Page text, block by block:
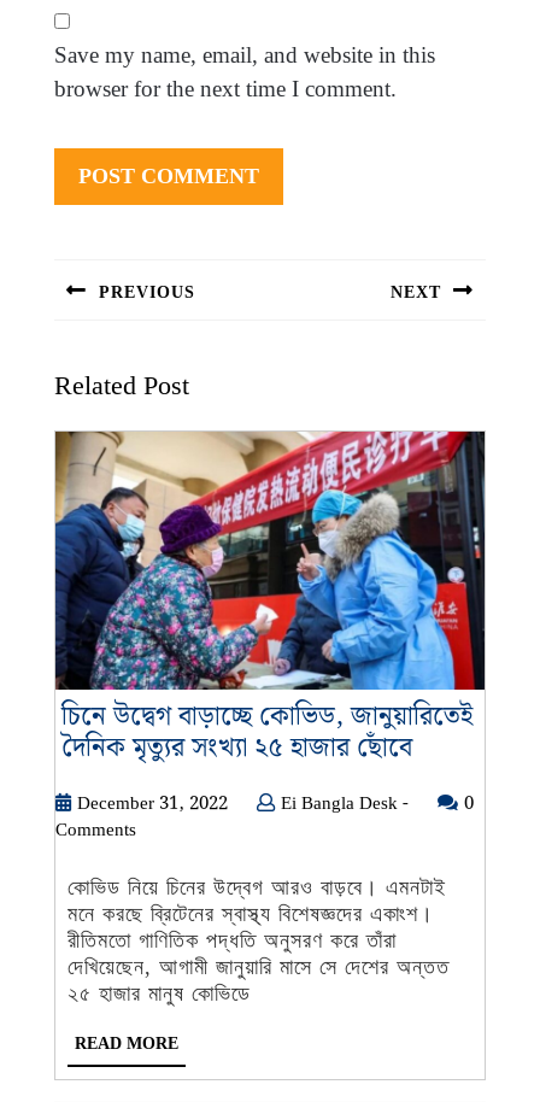
Save my name, email, and website in this
browser for the next time I comment.
navigation
PREVIOUS NEXT
Related Post
চিনে উদ্বেগ বাড়াচ্ছে কোভিড, জানুয়ারিতেই
দৈনিক মৃত্যুর সংখ্যা ২৫ হাজার ছোঁবেচিনে
বাড়াচ্ছে
জানুয়ারিতেই
দৈনিক
মৃত্যুর
সংখ্যা
December 31, 2022DecemberEi Bangla Desk -Ei
-
0
Comments
কোভিড নিয়ে চিনের উদ্বেগ আরও বাড়বে। এমনটাই
মনে করছে ব্রিটেনের স্বাস্থ্য বিশেষজ্ঞদের একাংশ।
রীতিমতো গাণিতিক পদ্ধতি অনুসরণ করে তাঁরা
দেখিয়েছেন, আগামী জানুয়ারি মাসে সে দেশের অন্তত
২৫ হাজার মানুষ কোভিডে
READ MOREREAD
MORE